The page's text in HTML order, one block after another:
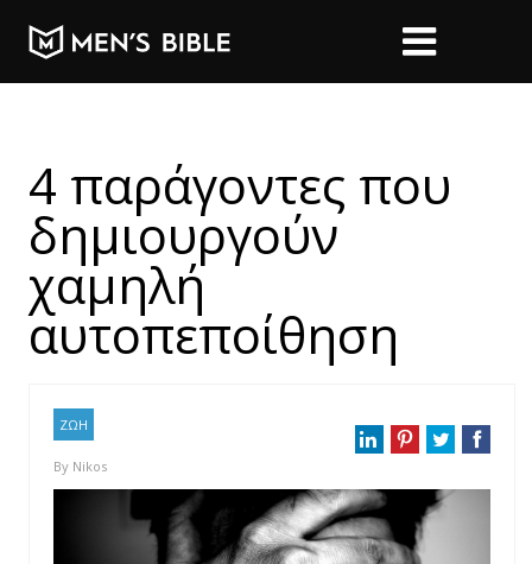
4 παράγοντες που
δημιουργούν
χαμηλή
αυτοπεποίθηση
ΖΩΗ
By Nikos